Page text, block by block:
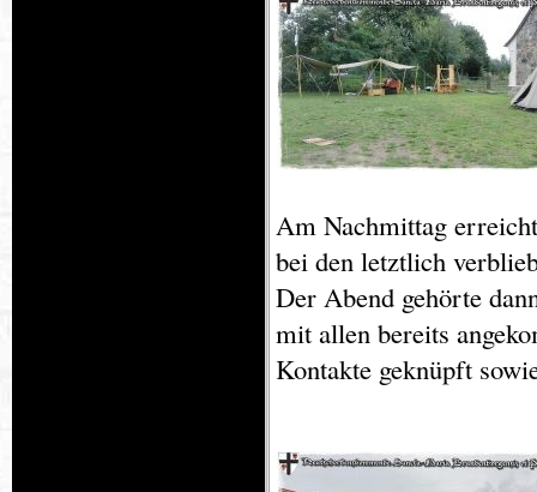
Am Nachmittag
bei den letztlich
Der Abend gehörte
mit allen bereits
Kontakte geknüpft